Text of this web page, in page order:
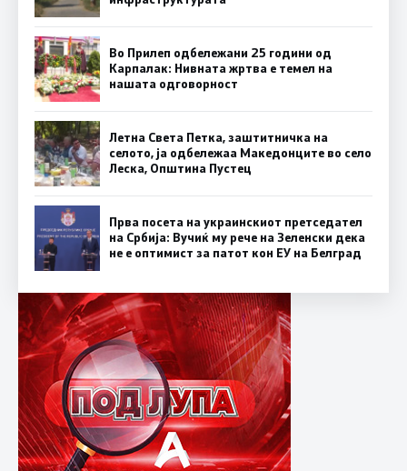
Во Прилеп одбележани 25 години од
Карпалак: Нивната жртва е темел на
нашата одговорност
Летна Света Петка, заштитничка на
селото, ја одбележаа Македонците во село
Леска, Општина Пустец
Прва посета на украинскиот претседател
на Србија: Вучиќ му рече на Зеленски дека
не е оптимист за патот кон ЕУ на Белград